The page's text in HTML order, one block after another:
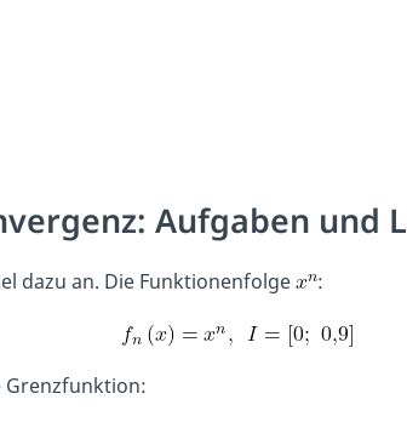
Aufgaben und
dazu an. Die Funktionenfolge :